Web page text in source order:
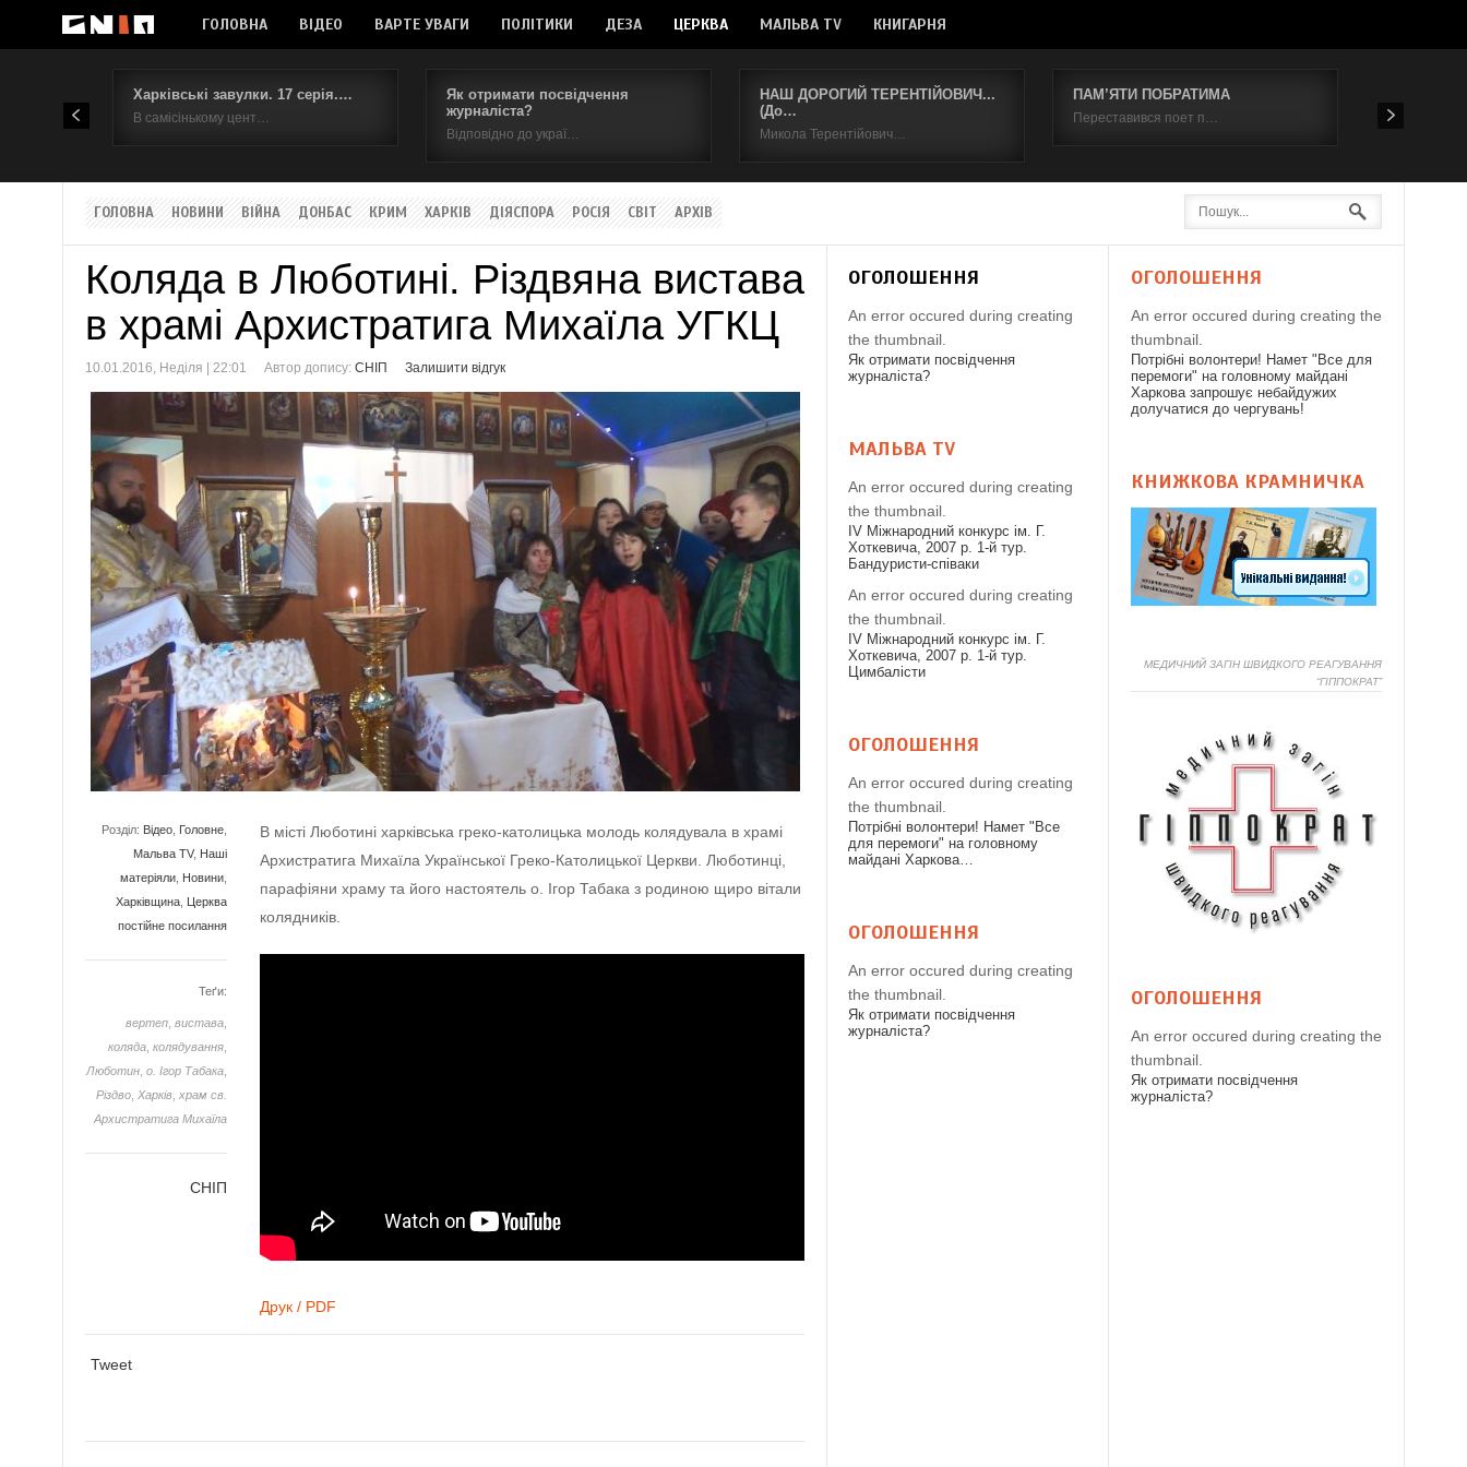
ГОЛОВНА ВІДЕО ВАРТЕ УВАГИ ПОЛІТИКИ ДЕЗА ЦЕРКВА МАЛЬВА TV КНИГАРНЯ
Харківські завулки. 17 серія.…
В самісінькому цент…
Як отримати посвідчення
журналіста?
Відповідно до украї…
НАШ ДОРОГИЙ ТЕРЕНТІЙОВИЧ...
(До…
Микола Терентійович…
ПАМ’ЯТИ ПОБРАТИМА
Переставився поет п… 19 червня
ГОЛОВНА НОВИНИ ВІЙНА ДОНБАС КРИМ ХАРКІВ ДІЯСПОРА РОСІЯ СВІТ АРХІВ
Коляда в Люботині. Різдвяна вистава
в храмі Архистратига Михаїла УГКЦ
10.01.2016, Неділя | 22:01 Автор допису: СНІП Залишити відгук
Розділ: Відео Головне
Мальва TV, Наші
матеріяли Новини
Харківщина Церква
постійне посилання
Теґи:
вертеп вистава
коляда колядування
Люботин о. Ігор Табака
Різдво Харків храм св.
Архистратига Михаїла
СНІП
В місті Люботині харківська греко-католицька молодь колядувала в храмі
Архистратига Михаїла Української Греко-Католицької Церкви. Люботинці,
парафіяни храму та його настоятель о. Ігор Табака з родиною щиро вітали
колядників.
Друк / PDF
Tweet
ОГОЛОШЕННЯ
An error occured during creating
the thumbnail.
Як отримати посвідчення
журналіста?
МАЛЬВА TV
An error occured during creating
the thumbnail.
IV Міжнародний конкурс ім. Г.
Хоткевича, 2007 р. 1-й тур.
Бандуристи-співаки
An error occured during creating
the thumbnail.
IV Міжнародний конкурс ім. Г.
Хоткевича, 2007 р. 1-й тур.
Цимбалісти
ОГОЛОШЕННЯ
An error occured during creating
the thumbnail.
Потрібні волонтери! Намет "Все
для перемоги" на головному
майдані Харкова…
ОГОЛОШЕННЯ
An error occured during creating
the thumbnail.
Як отримати посвідчення
журналіста?
ОГОЛОШЕННЯ
An error occured during creating the
thumbnail.
Потрібні волонтери! Намет "Все для
перемоги" на головному майдані
Харкова запрошує небайдужих
долучатися до чергувань!
КНИЖКОВА КРАМНИЧКА
МЕДИЧНИЙ ЗАГІН ШВИДКОГО РЕАГУВАННЯ
“ГІППОКРАТ”
ОГОЛОШЕННЯ
An error occured during creating the
thumbnail.
Як отримати посвідчення
журналіста?